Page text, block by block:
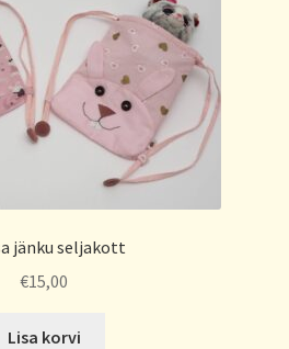
jänku seljakott
€15,00
Lisa korvi